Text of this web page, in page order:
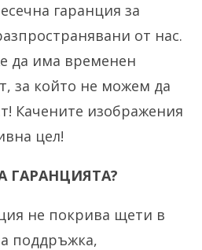
гаранция за
от нас.
да има временен
за който не можем да
Качените изображения
цел!
ГАРАНЦИЯТА?
не покрива щети в
поддръжка,